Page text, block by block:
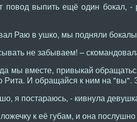
повод выпить ещё один бокал,
Раю в ушко, мы подняли
не забываем! –
мы вместе, привыкай
Рита. И обращайся к ним на
я постараюсь, - кивнула
к её губам, и она